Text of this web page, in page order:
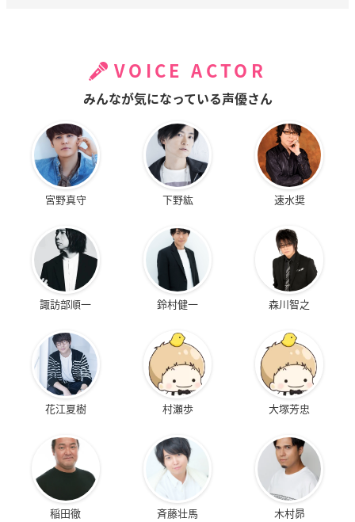
VOICE ACTOR
みんなが気になっている声優さん
宮野真守 下野紘 速水奨
諏訪部順一 鈴村健一 森川智之
花江夏樹 村瀬歩 大塚芳忠
稲田徹 斉藤壮馬 木村昴